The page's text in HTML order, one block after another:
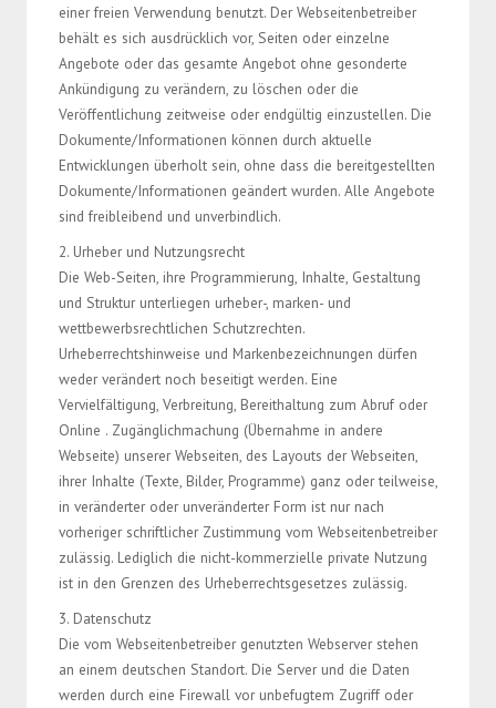
einer freien Verwendung benutzt. Der Webseitenbetreiber
behält es sich ausdrücklich vor, Seiten oder einzelne
Angebote oder das gesamte Angebot ohne gesonderte
Ankündigung zu verändern, zu löschen oder die
Veröffentlichung zeitweise oder endgültig einzustellen. Die
Dokumente/Informationen können durch aktuelle
Entwicklungen überholt sein, ohne dass die bereitgestellten
Dokumente/Informationen geändert wurden. Alle Angebote
sind freibleibend und unverbindlich.
2. Urheber und Nutzungsrecht
Die Web-Seiten, ihre Programmierung, Inhalte, Gestaltung
und Struktur unterliegen urheber-, marken- und
wettbewerbsrechtlichen Schutzrechten.
Urheberrechtshinweise und Markenbezeichnungen dürfen
weder verändert noch beseitigt werden. Eine
Vervielfältigung, Verbreitung, Bereithaltung zum Abruf oder
Online . Zugänglichmachung (Übernahme in andere
Webseite) unserer Webseiten, des Layouts der Webseiten,
ihrer Inhalte (Texte, Bilder, Programme) ganz oder teilweise,
in veränderter oder unveränderter Form ist nur nach
vorheriger schriftlicher Zustimmung vom Webseitenbetreiber
zulässig. Lediglich die nicht-kommerzielle private Nutzung
ist in den Grenzen des Urheberrechtsgesetzes zulässig.
3. Datenschutz
Die vom Webseitenbetreiber genutzten Webserver stehen
an einem deutschen Standort. Die Server und die Daten
werden durch eine Firewall vor unbefugtem Zugriff oder